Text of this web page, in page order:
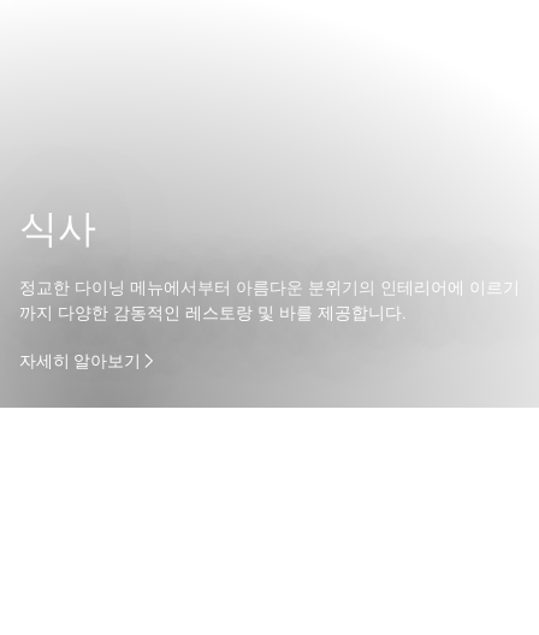
식사
정교한 다이닝 메뉴에서부터 아름다운 분위기의 인테리어에 이르기
까지 다양한 감동적인 레스토랑 및 바를 제공합니다.
자세히 알아보기